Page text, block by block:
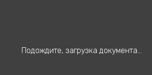
Подождите, загрузка документа...